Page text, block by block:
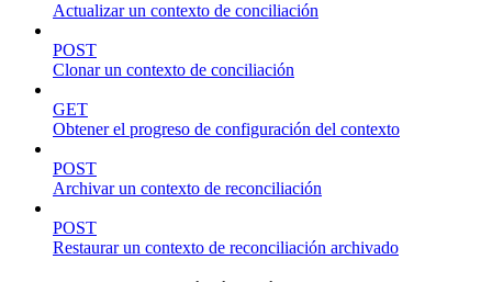
Actualizar un contexto de conciliación
POST
Clonar un contexto de conciliación
GET
Obtener el progreso de configuración del contexto
POST
Archivar un contexto de reconciliación
POST
Restaurar un contexto de reconciliación archivado